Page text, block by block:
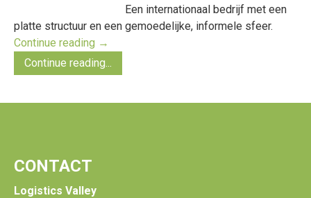
Een internationaal bedrijf met een
platte structuur en een gemoedelijke, informele sfeer.
Continue reading →
Continue reading...
CONTACT
Logistics Valley